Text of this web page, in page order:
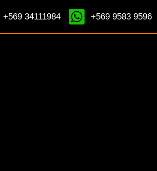
+569 34111984 +569 9583 9596